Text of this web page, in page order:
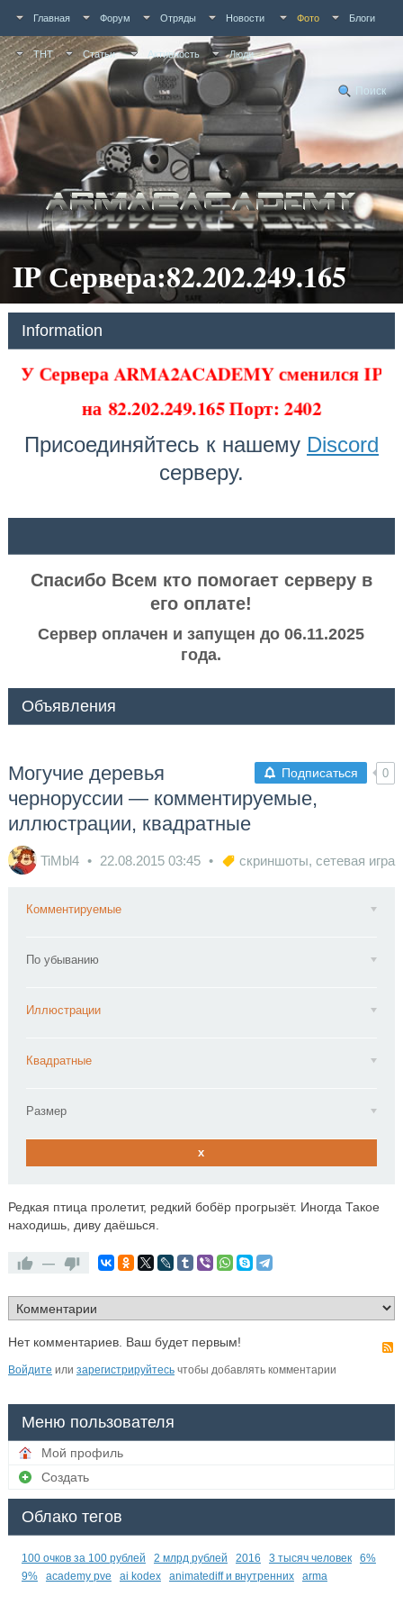
Главная Форум Отряды Новости Фото Блоги
ТНТ Статьи Активность Люди
Поиск
IP Сервера:82.202.249.165
Information
У Сервера ARMA2ACADEMY сменился IP
на82.202.249.165 Порт: 2402
Присоединяйтесь к нашему Discord
серверу.
Спасибо Всем кто помогает серверу в
его оплате!
Сервер оплачен и запущен до 06.11.2025
года.
Объявления
Подписаться 0
Могучие деревья
черноруссии — комментируемые,
иллюстрации, квадратные
TiMbl4 22.08.2015 03:45 скриншоты, сетевая игра
Комментируемые
По убыванию
Иллюстрации
Квадратные
Размер
x
Редкая птица пролетит, редкий бобёр прогрызёт. Иногда Такое
находишь, диву даёшься.
—
Нет комментариев. Ваш будет первым!
Войдите или зарегистрируйтесьчтобы добавлять комментарии
Меню пользователя
Мой профиль
Создать
Облако тегов
100 очков за 100 рублей 2 млрд рублей 2016 3 тысяч человек
6%
9%
academy pve ai kodex animatediff и внутренних arma